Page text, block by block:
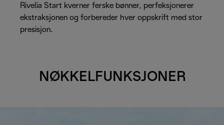
Rivelia Start kverner ferske bønner, perfeksjonerer
ekstraksjonen og forbereder hver oppskrift med stor
presisjon.
NØKKELFUNKSJONER